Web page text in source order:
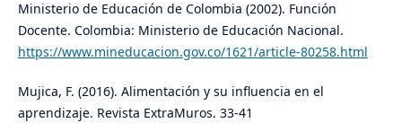
Ministerio de Educación de Colombia (2002). Función
Docente. Colombia: Ministerio de Educación Nacional.
https://www.mineducacion.gov.co/1621/article-80258.html
Mujica, F. (2016). Alimentación y su influencia en el
aprendizaje. Revista ExtraMuros. 33-41